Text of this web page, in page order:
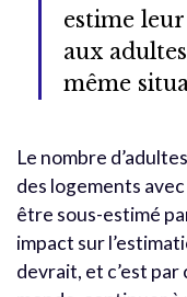
estime
aux
même
Le nombre
des logements
être sous-estimé
impact sur
devrait, et c’est